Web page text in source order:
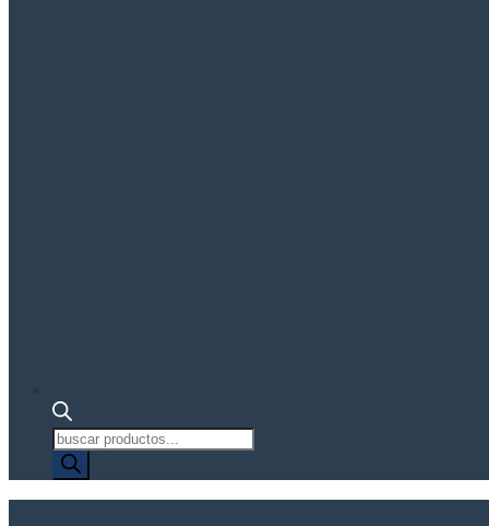
Búsqueda
de
productos